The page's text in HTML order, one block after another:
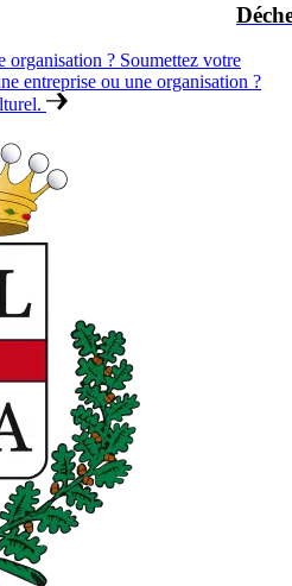
organisation ? Soumettez votre
entreprise ou une organisation ?